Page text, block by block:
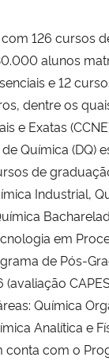
126 cursos
alunos
e 12
dentre os
e Exatas
Química (DQ)
de
Industrial,
em
de Pós-
(avaliação
Química
Analítica e
conta com o